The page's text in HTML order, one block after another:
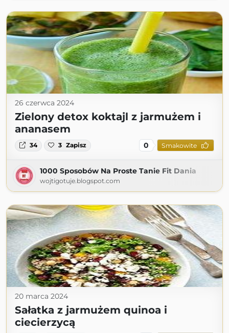
26 czerwca 2024
Zielony detox koktajl z jarmużem i
ananasem
34 3 Zapisz 0 Smakowite
1000 Sposobów Na Proste Tanie Fit Dania
wojtigotuje.blogspot.com
20 marca 2024
Sałatka z jarmużem quinoa i
ciecierzycą